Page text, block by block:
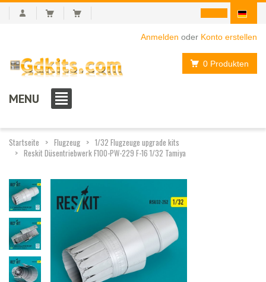
Anmelden oder Konto erstellen
0 Produkten
MENU
Startseite Flugzeug
1/32 Flugzeuge upgrade kits
Reskit Düsentriebwerk F100-PW-229 F-16 1/32 Tamiya